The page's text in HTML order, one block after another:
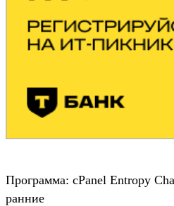
Программа: cPanel Entropy
ранние